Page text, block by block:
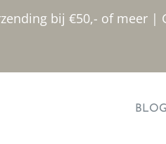
bij €50,- of
BLOG